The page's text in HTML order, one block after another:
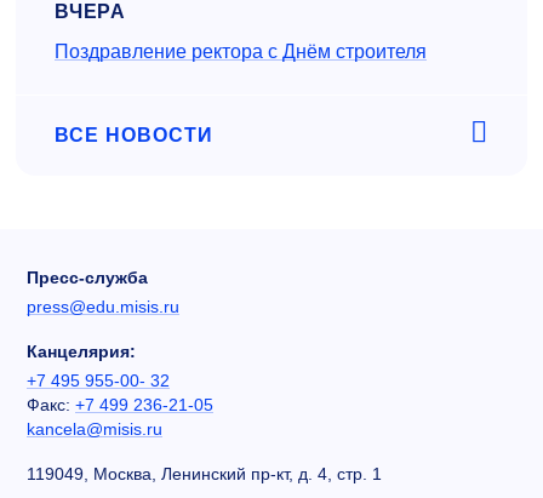
ВЧЕРА
Поздравление ректора с Днём строителя
ВСЕ НОВОСТИ
Пресс-служба
press@edu.misis.ru
Канцелярия:
+7 495 955-00- 32
Факс: +7 499 236-21-05
kancela@misis.ru
119049, Москва, Ленинский пр-кт, д. 4, стр. 1